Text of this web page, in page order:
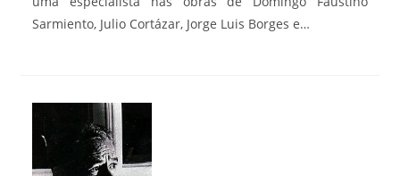
Sarmiento, Julio Cortázar, Jorge Luis Borges e…